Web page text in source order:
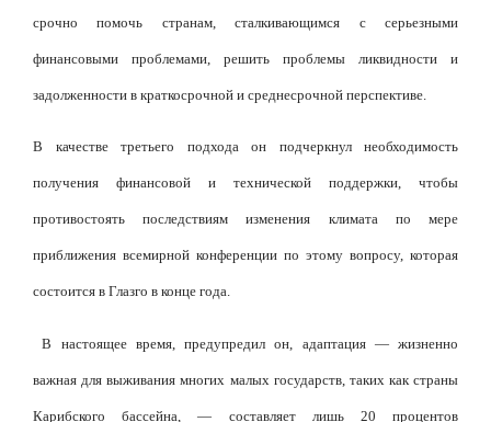
срочно помочь странам, сталкивающимся с серьезными
финансовыми проблемами, решить проблемы ликвидности и
задолженности в краткосрочной и среднесрочной перспективе.
В качестве третьего подхода он подчеркнул необходимость
получения финансовой и технической поддержки, чтобы
противостоять последствиям изменения климата по мере
приближения всемирной конференции по этому вопросу, которая
состоится в Глазго в конце года.
В настоящее время, предупредил он, адаптация — жизненно
важная для выживания многих малых государств, таких как страны
Карибского бассейна, — составляет лишь 20 процентов